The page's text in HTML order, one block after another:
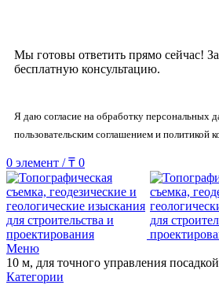
Мы готовы ответить прямо сейчас!
бесплатную консультацию.
Я даю согласие на обработку персональных
пользовательским соглашением и политикой
0 элемент / ₸ 0
Меню
10 м, для точного управления посадкой
Категории